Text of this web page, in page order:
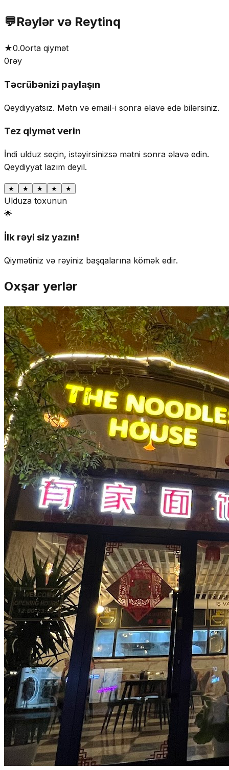
💬Rəylər və Reytinq
★0.0orta qiymət
0rəy
Təcrübənizi paylaşın
Qeydiyyatsız. Mətn və email-i sonra əlavə edə bilərsiniz.
Tez qiymət verin
İndi ulduz seçin, istəyirsinizsə mətni sonra əlavə edin.
Qeydiyyat lazım deyil.
★ ★ ★ ★ ★
Ulduza toxunun
🌟
İlk rəyi siz yazın!
Qiymətiniz və rəyiniz başqalarına kömək edir.
Oxşar yerlər